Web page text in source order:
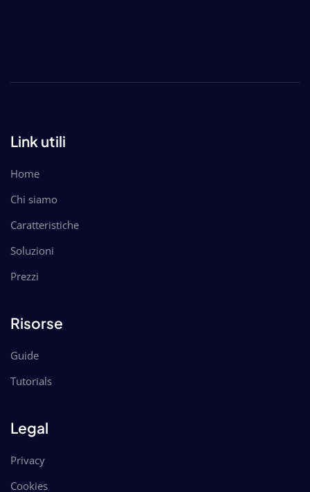
Link utili
Home
Chi siamo
Caratteristiche
Soluzioni
Prezzi
Risorse
Guide
Tutorials
Legal
Privacy
Cookies